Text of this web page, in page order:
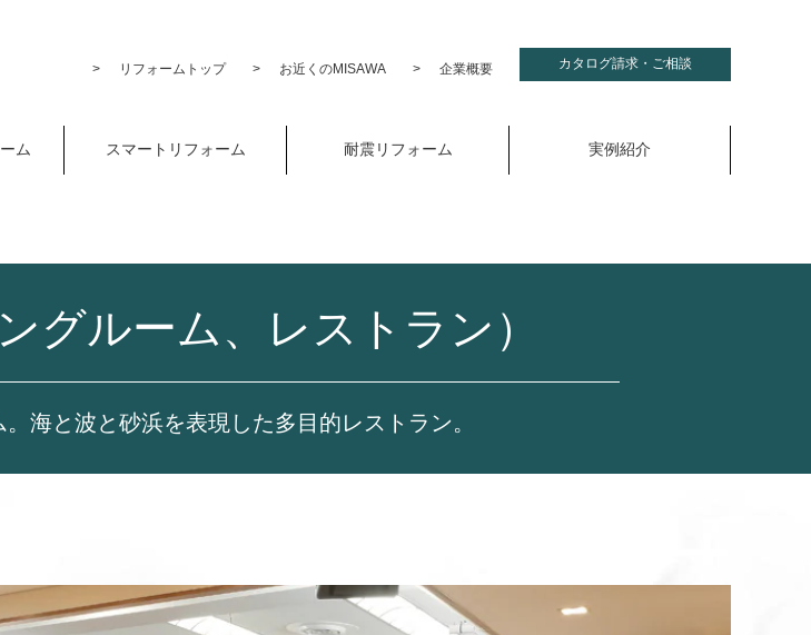
リフォームトップ お近くのMISAWA 企業概要 カタログ請求・ご相談
ム スマートリフォーム 耐震リフォーム 実例紹介
グルーム、レストラン）
海と波と砂浜を表現した多目的レストラン。